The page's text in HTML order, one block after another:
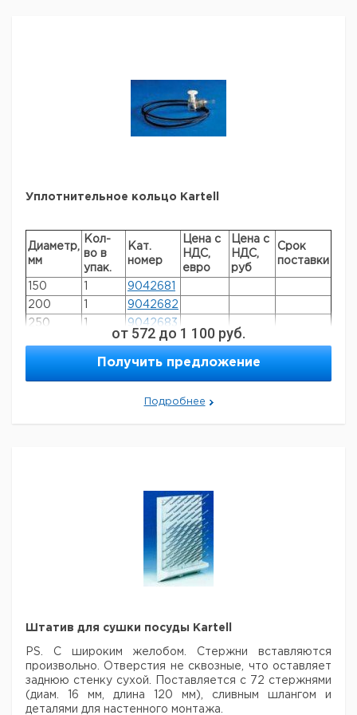
Уплотнительное кольцо Kartell
Диаметр,
мм
Кол-
во в
упак.
Кат.
номер
Цена с
НДС,
евро
Цена с
НДС,
руб
Срок
поставки
150
9042681
200
9042682
250
1 9042683
Рекомендуем купить по низкой цене.
от 572 до 1 100 руб.
Получить предложение
Подробнее
Штатив для сушки посуды Kartell
PS. С широким желобом. Стержни вставляются
произвольно. Отверстия не сквозные, что оставляет
заднюю стенку сухой. Поставляется с 72 стержнями
(диам. 16 мм, длина 120 мм), сливным шлангом и
деталями для настенного монтажа.